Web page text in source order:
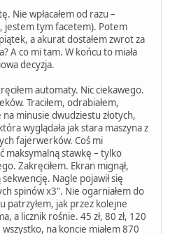
Nie wpłacałem od razu –
jestem tym facetem). Potem
a akurat dostałem zwrot za
A co mi tam. W końcu to miała
decyzja.
automaty. Nic ciekawego.
Traciłem, odrabiałem,
minusie dwudziestu złotych,
wyglądała jak stara maszyna z
fajerwerków. Coś mi
maksymalną stawkę – tylko
Zakręciłem. Ekran mignął,
Nagle pojawił się
spinów x3". Nie ogarniałem do
patrzyłem, jak przez kolejne
a licznik rośnie. 45 zł, 80 zł, 120
wszystko, na koncie miałem 870